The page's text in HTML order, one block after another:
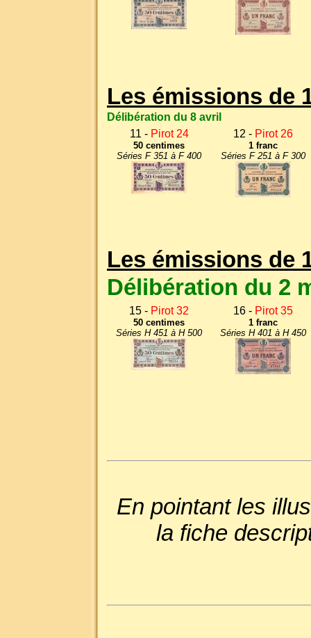
Les émissions de
Délibération du 8 avril
11 - Pirot 24
50 centimes
Séries F 351 à F 400
12 - Pirot 26
1 franc
Séries F 251 à F 300
Les émissions de
Délibération du 2
15 - Pirot 32
50 centimes
Séries H 451 à H 500
16 - Pirot 35
1 franc
Séries H 401 à H 450
En pointant les
la fiche